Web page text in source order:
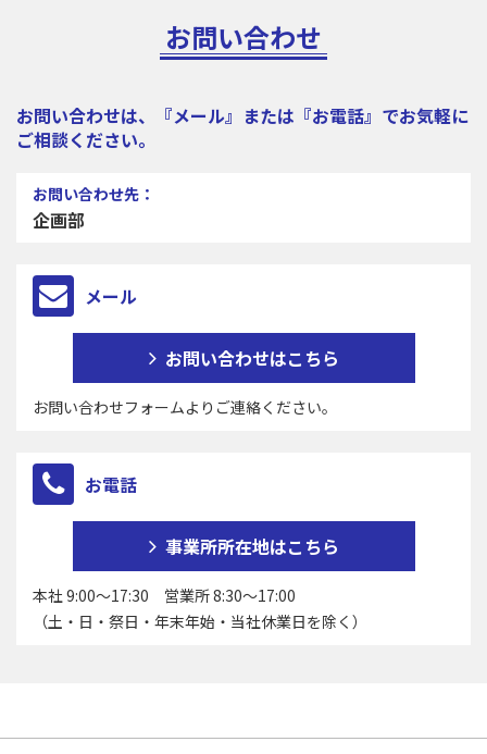
お問い合わせ
お問い合わせは、『メール』または『お電話』でお気軽に
ご相談ください。
お問い合わせ先：
企画部
メール
お問い合わせはこちら
お問い合わせフォームよりご連絡ください。
お電話
事業所所在地はこちら
本社 9:00～17:30 営業所 8:30～17:00
（土・日・祭日・年末年始・当社休業日を除く）